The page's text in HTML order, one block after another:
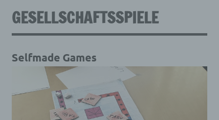
GESELLSCHAFTSSPIELE
Selfmade Games